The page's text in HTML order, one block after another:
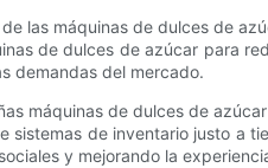
las máquinas de dulces de
de dulces de azúcar para
demandas del mercado.
máquinas de dulces de
de inventario justo a
y mejorando la